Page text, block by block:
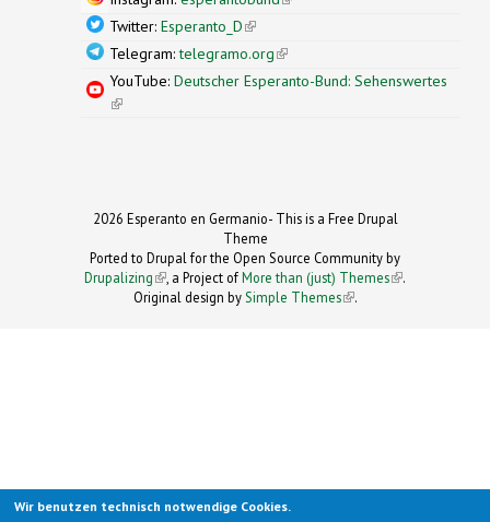
Twitter: Esperanto_D(link is external)
Telegram:telegramo.org(link is external)
YouTube: Deutscher Esperanto-Bund: Sehenswertes
(link is external)
2026 Esperanto en Germanio- This is a Free Drupal
Theme
Ported to Drupal for the Open Source Community by
Drupalizing(link is external)
, a Project ofMore than (just) Themes (link is
.
Original design by Simple Themes
(link is
.
Wir benutzen technisch notwendige Cookies.